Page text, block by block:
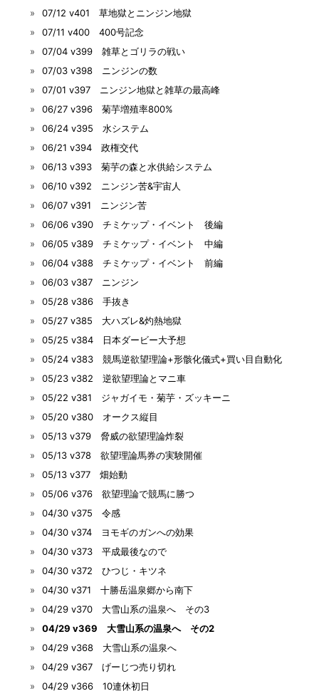
07/12 v401 草地獄とニンジン地獄
07/11 v400 400号記念
07/04 v399 雑草とゴリラの戦い
07/03 v398 ニンジンの数
07/01 v397 ニンジン地獄と雑草の最高峰
06/27 v396 菊芋増殖率800%
06/24 v395 水システム
06/21 v394 政権交代
06/13 v393 菊芋の森と水供給システム
06/10 v392 ニンジン苦&宇宙人
06/07 v391 ニンジン苦
06/06 v390 チミケップ・イベント 後編
06/05 v389 チミケップ・イベント 中編
06/04 v388 チミケップ・イベント 前編
06/03 v387 ニンジン
05/28 v386 手抜き
05/27 v385 大ハズレ&灼熱地獄
05/25 v384 日本ダービー大予想
05/24 v383 競馬逆欲望理論+形骸化儀式+買い目自動化
05/23 v382 逆欲望理論とマニ車
05/22 v381 ジャガイモ・菊芋・ズッキーニ
05/20 v380 オークス縦目
05/13 v379 脅威の欲望理論炸裂
05/13 v378 欲望理論馬券の実験開催
05/13 v377 畑始動
05/06 v376 欲望理論で競馬に勝つ
04/30 v375 令感
04/30 v374 ヨモギのガンへの効果
04/30 v373 平成最後なので
04/30 v372 ひつじ・キツネ
04/30 v371 十勝岳温泉郷から南下
04/29 v370 大雪山系の温泉へ その3
04/29 v369 大雪山系の温泉へ その2
04/29 v368 大雪山系の温泉へ
04/29 v367 げーじつ売り切れ
04/29 v366 10連休初日